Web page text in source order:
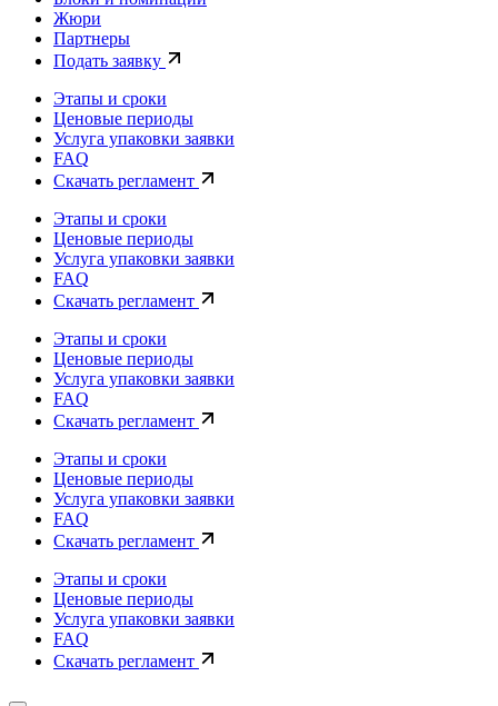
Жюри
Партнеры
Подать заявку
Этапы и сроки
Ценовые периоды
Услуга упаковки заявки
FAQ
Скачать регламент
Этапы и сроки
Ценовые периоды
Услуга упаковки заявки
FAQ
Скачать регламент
Этапы и сроки
Ценовые периоды
Услуга упаковки заявки
FAQ
Скачать регламент
Этапы и сроки
Ценовые периоды
Услуга упаковки заявки
FAQ
Скачать регламент
Этапы и сроки
Ценовые периоды
Услуга упаковки заявки
FAQ
Скачать регламент